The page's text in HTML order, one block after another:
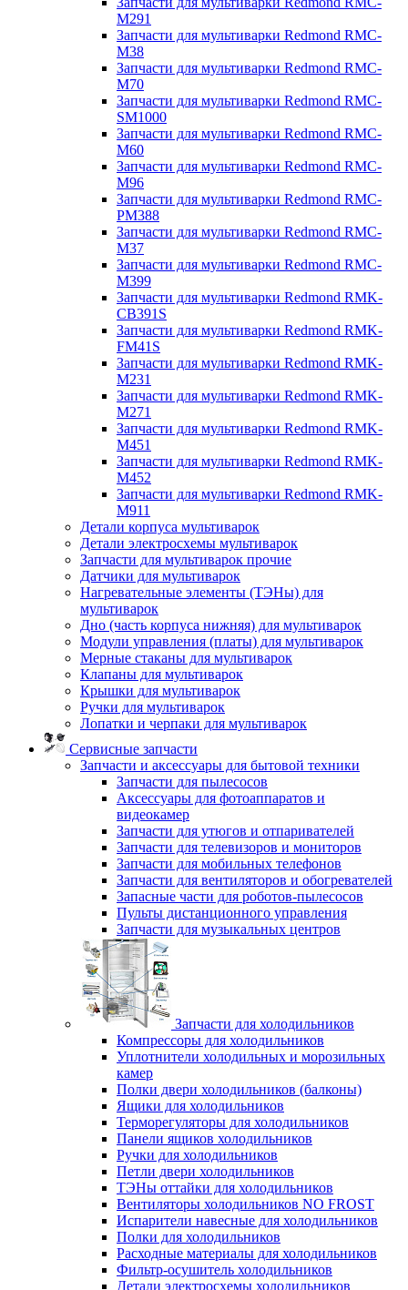
M291
Запчасти для мультиварки Redmond RMC-
M38
Запчасти для мультиварки Redmond RMC-
M70
Запчасти для мультиварки Redmond RMC-
SM1000
Запчасти для мультиварки Redmond RMC-
M60
Запчасти для мультиварки Redmond RMC-
M96
Запчасти для мультиварки Redmond RMC-
PM388
Запчасти для мультиварки Redmond RMC-
M37
Запчасти для мультиварки Redmond RMC-
M399
Запчасти для мультиварки Redmond RMK-
CB391S
Запчасти для мультиварки Redmond RMK-
FM41S
Запчасти для мультиварки Redmond RMK-
M231
Запчасти для мультиварки Redmond RMK-
M271
Запчасти для мультиварки Redmond RMK-
M451
Запчасти для мультиварки Redmond RMK-
M452
Запчасти для мультиварки Redmond RMK-
M911
Детали корпуса мультиварок
Детали электросхемы мультиварок
Запчасти для мультиварок прочие
Датчики для мультиварок
Нагревательные элементы (ТЭНы) для
мультиварок
Дно (часть корпуса нижняя) для мультиварок
Модули управления (платы) для мультиварок
Мерные стаканы для мультиварок
Клапаны для мультиварок
Крышки для мультиварок
Ручки для мультиварок
Лопатки и черпаки для мультиварок
Сервисные запчасти
Запчасти и аксессуары для бытовой техники
Запчасти для пылесосов
Аксессуары для фотоаппаратов и
видеокамер
Запчасти для утюгов и отпаривателей
Запчасти для телевизоров и мониторов
Запчасти для мобильных телефонов
Запчасти для вентиляторов и обогревателей
Запасные части для роботов-пылесосов
Пульты дистанционного управления
Запчасти для музыкальных центров
Запчасти для холодильников
Компрессоры для холодильников
Уплотнители холодильных и морозильных
камер
Полки двери холодильников (балконы)
Ящики для холодильников
Терморегуляторы для холодильников
Панели ящиков холодильников
Ручки для холодильников
Петли двери холодильников
ТЭНы оттайки для холодильников
Вентиляторы холодильников NO FROST
Испарители навесные для холодильников
Полки для холодильников
Расходные материалы для холодильников
Фильтр-осушитель холодильников
Детали электросхемы холодильников